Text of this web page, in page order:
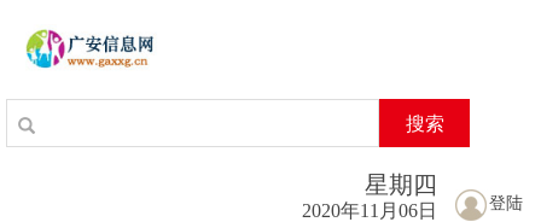
搜索
登陆
星期 四
2020年11月06日